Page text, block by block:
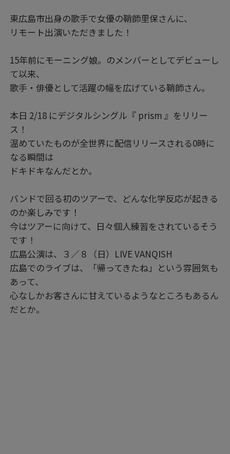
東広島市出身の歌手で女優の鞘師里保さんに、
リモート出演いただきました！
15年前にモーニング娘。のメンバーとしてデビューし
て以来、
歌手・俳優として活躍の幅を広げている鞘師さん。
本日 2/18 にデジタルシングル『 prism 』をリリー
ス！
温めていたものが全世界に配信リリースされる0時に
なる瞬間は
ドキドキなんだとか。
バンドで回る初のツアーで、どんな化学反応が起きる
のか楽しみです！
今はツアーに向けて、日々個人練習をされているそう
です！
広島公演は、３／８（日）LIVE VANQISH
広島でのライブは、「帰ってきたね」という雰囲気も
あって、
心なしかお客さんに甘えているようなところもあるん
だとか。